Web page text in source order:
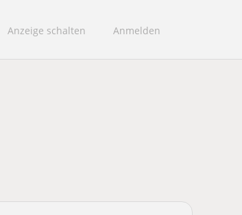
Anzeige schalten Anmelden